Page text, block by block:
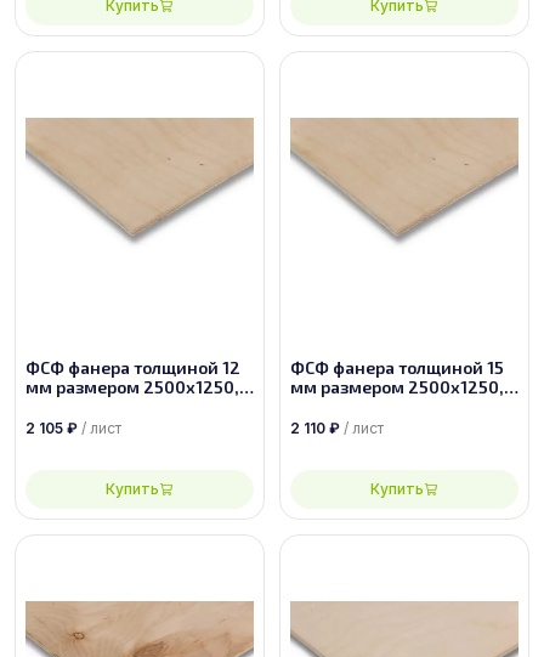
Купить Купить
ФСФ фанера толщиной 12
мм размером 2500х1250,
2 105 ₽ / лист
Купить
ФСФ фанера толщиной 15
мм размером 2500х1250,
2 110 ₽ / лист
Купить